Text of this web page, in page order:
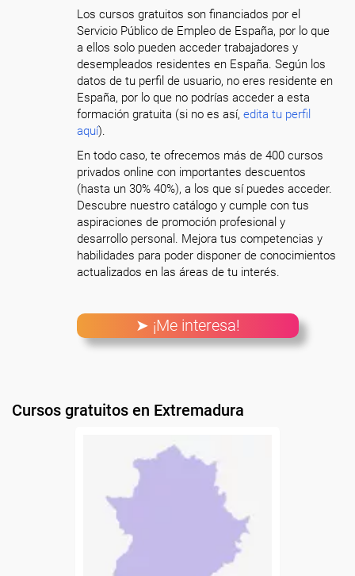
Los cursos gratuitos son financiados por el
Servicio Público de Empleo de España, por lo que
a ellos solo pueden acceder trabajadores y
desempleados residentes en España. Según los
datos de tu perfil de usuario, no eres residente en
España, por lo que no podrías acceder a esta
formación gratuita (si no es así,edita tu perfil
aquí).
En todo caso, te ofrecemos más de 400 cursos
privados online con importantes descuentos
(hasta un 30% 40%), a los que sí puedes acceder.
Descubre nuestro catálogo y cumple con tus
aspiraciones de promoción profesional y
desarrollo personal. Mejora tus competencias y
habilidades para poder disponer de conocimientos
actualizados en las áreas de tu interés.
➤ ¡Me interesa!
Cursos gratuitos en Extremadura